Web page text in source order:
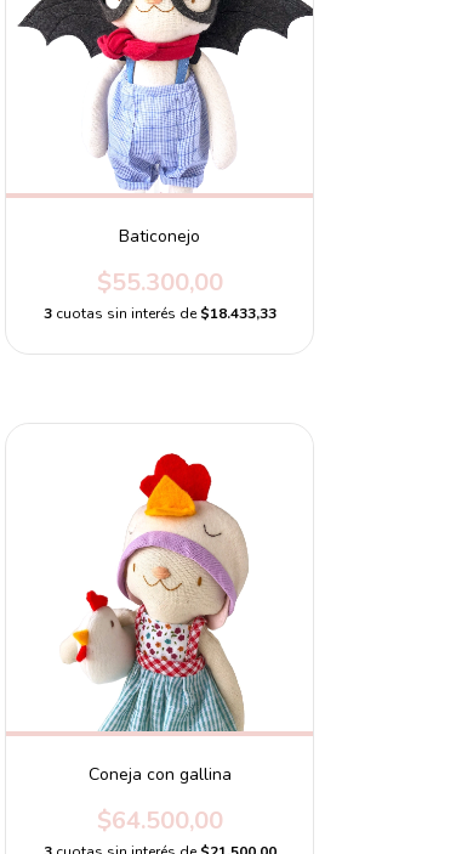
Baticonejo
$55.300,00
3 cuotas sin interés de$18.433,33
Coneja con gallina
$64.500,00